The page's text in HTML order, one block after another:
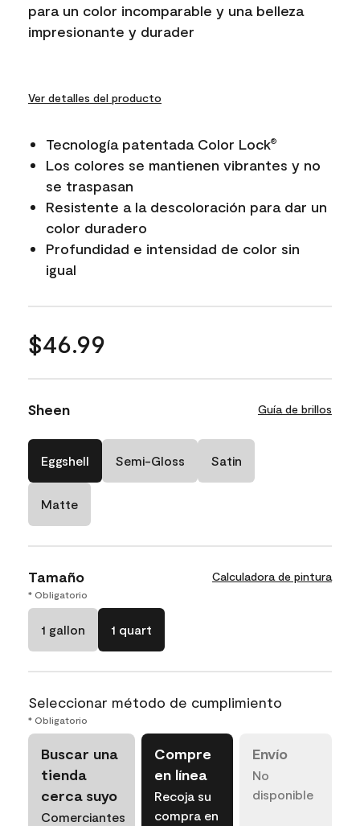
para un color incomparable y una belleza
impresionante y durader
Ver detalles del producto
Tecnología patentada Color Lock®
Los colores se mantienen vibrantes y no
se traspasan
Resistente a la descoloración para dar un
color duradero
Profundidad e intensidad de color sin
igual
$46.99
Sheen Guía de brillos
Eggshell Semi-Gloss Satin
Matte
Tamaño Calculadora de pintura
* Obligatorio
1 gallon 1 quart
Seleccionar método de cumplimiento
* Obligatorio
Buscar una
tienda
cerca suyo
Comerciantes
Compre
en línea
Recoja su
compra en
Envío
No
disponible